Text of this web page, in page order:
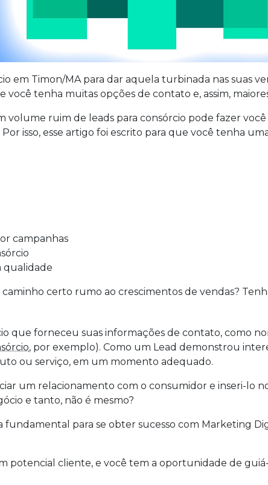
em Timon/MA para dar aquela turbinada nas suas
você tenha muitas opções de contato e, assim,
volume ruim de leads para consórcio pode fazer
isso, esse artigo foi escrito para que você tenha
campanhas
qualidade
certo rumo ao crescimentos de vendas?
que forneceu suas informações de contato, como
, por exemplo). Como um Lead demonstrou
ou serviço, em um momento adequado.
um relacionamento com o consumidor e inseri-lo
e tanto, não é mesmo?
fundamental para se obter sucesso com Marketing
potencial cliente, e você tem a oportunidade de